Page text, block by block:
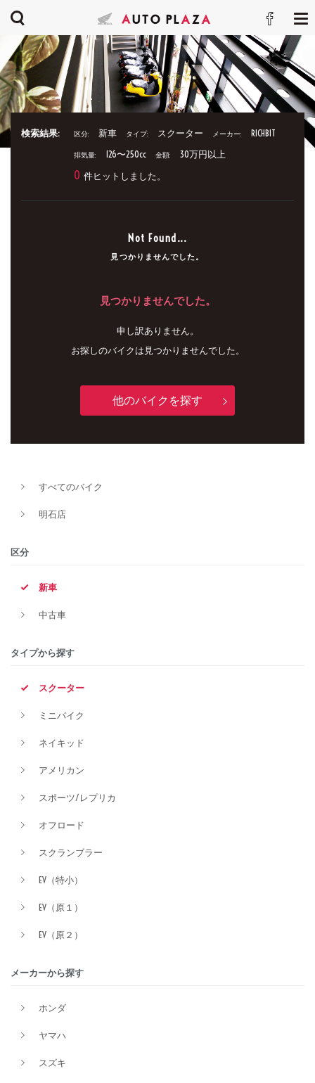
検索結果: 区分: 新車 タイプ: スクーター メーカー: RICHBIT
排気量: 126〜250cc 金額: 30万円以上
0 件ヒットしました。
Not Found...
見つかりませんでした。
見つかりませんでした。
申し訳ありません。
お探しのバイクは見つかりませんでした。
他のバイクを探す
すべてのバイク
明石店
区分
新車
中古車
タイプから探す
スクーター
ミニバイク
ネイキッド
アメリカン
スポーツ/レプリカ
オフロード
スクランブラー
EV（特小）
EV（原１）
EV（原２）
メーカーから探す
ホンダ
ヤマハ
スズキ
新車
タイプ
価格